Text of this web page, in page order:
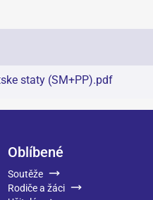
staty (SM+PP).pdf
Oblíbené
Soutěže
Rodiče a žáci